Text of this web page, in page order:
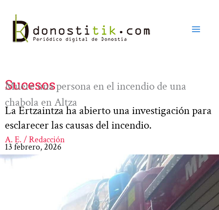
contenido
Sucesos
Muere una persona en el incendio de una
chabola en Altza
La Ertzaintza ha abierto una investigación para
esclarecer las causas del incendio.
A. E. / Redacción
13 febrero, 2026